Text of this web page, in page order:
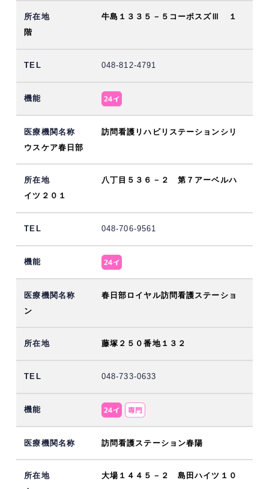
牛島１３３５－５コーポスズⅢ １
階
048-812-4791
訪問看護リハビリステーションシリ
ウスケア春日部
八丁目５３６－２ 第７アーベルハ
イツ２０１
048-706-9561
春日部ロイヤル訪問看護ステーショ
ン
藤塚２５０番地１３２
048-733-0633
訪問看護ステーション春陽
大場１４４５－２ 島田ハイツ１０